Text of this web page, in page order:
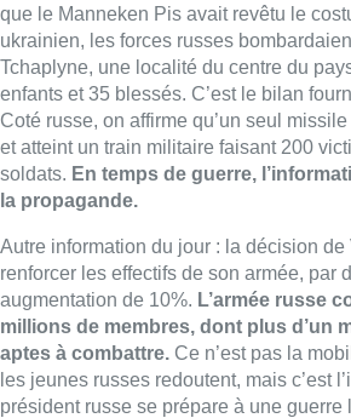
que le Manneken Pis avait revêtu le
ukrainien, les forces russes
Tchaplyne, une localité du centre du
enfants et 35 blessés. C’est le bilan
Coté russe, on affirme qu’un seul
et atteint un train militaire faisant 200
soldats. En temps de guerre,
la propagande.
Autre information du jour : la décision
renforcer les effectifs de son armée, par
augmentation de 10%. L’armée russe
millions de membres, dont plus d’un
aptes à combattre. Ce n’est pas la
les jeunes russes redoutent, mais c’est
président russe se prépare à une guerre